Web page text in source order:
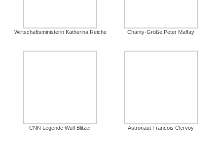
Wirtschaftsministerin Katherina Reiche Charity-Größe Peter Maffay
CNN Legende Wulf Blitzer Astronaut Francois Clervoy